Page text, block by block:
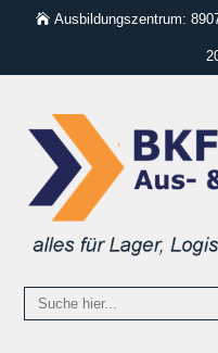
Ausbildungszentrum: